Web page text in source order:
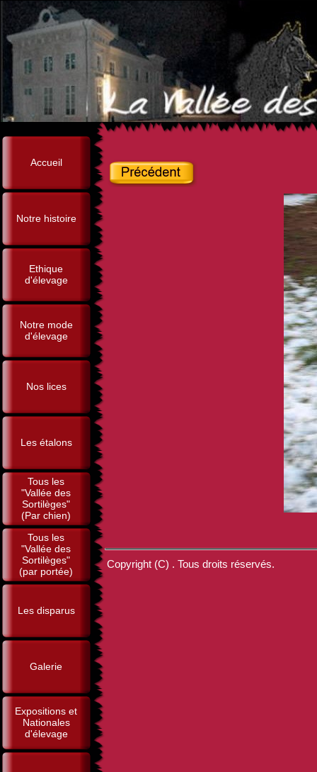
Accueil
Notre histoire
Ethique
d'élevage
Notre mode
d'élevage
Nos lices
Les étalons
Tous les
"Vallée des
Sortilèges"
(Par chien)
Tous les
"Vallée des
Sortilèges"
(par portée)
Les disparus
Galerie
Expositions et
Nationales
d'élevage
Copyright (C) . Tous droits réservés.